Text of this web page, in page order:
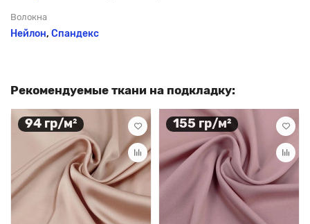
Волокна
Нейлон, Спандекс
Рекомендуемые ткани на подкладку:
94 гр/м² 155 гр/м²